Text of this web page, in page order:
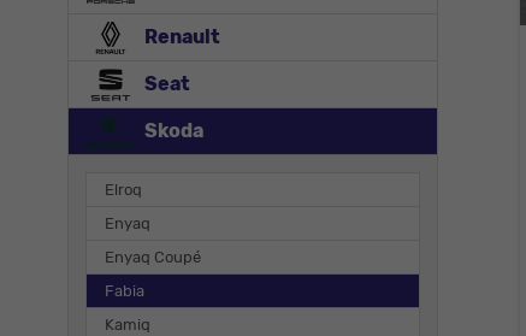
Renault
Seat
Skoda
Elroq
Enyaq
Enyaq Coupé
Fabia
Kamiq